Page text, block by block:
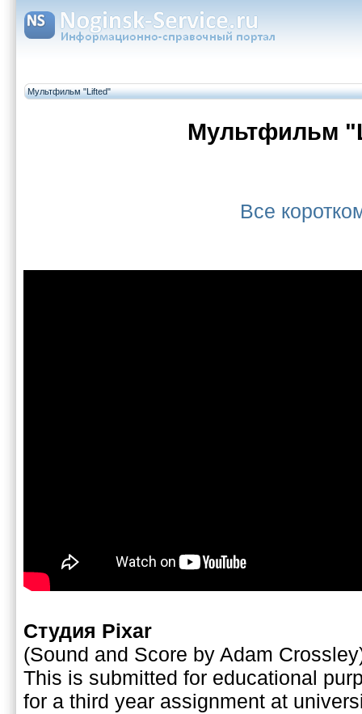
Мультфильм "Lifted"
Мультфильм
Все
Студия Pixar
(Sound and Score by Adam
This is submitted for educational
for a third year assignment at